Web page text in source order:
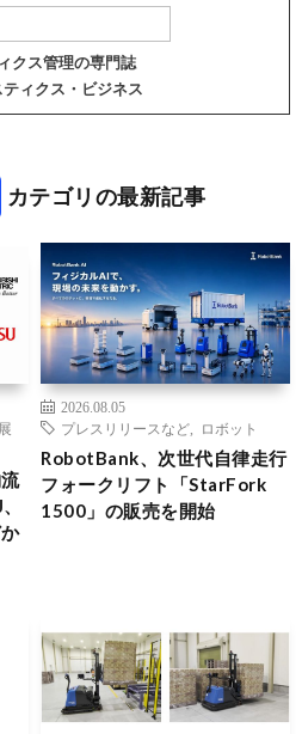
クス管理の専門誌
ティクス・ビジネス
カテゴリの最新記事
2026.08.05
プレスリリースなど
ロボット
RobotBank、次世代自律走行
フォークリフト「StarFork
1500」の販売を開始